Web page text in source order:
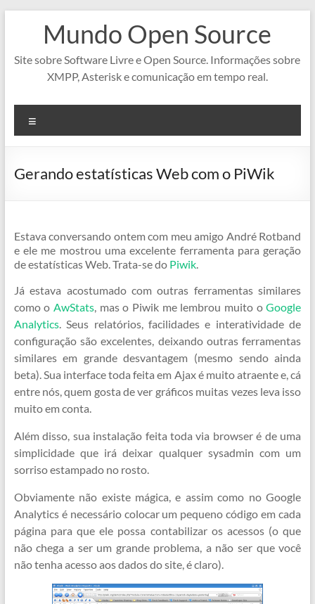
conteúdo
Mundo Open Source
Site sobre Software Livre e Open Source. Informações sobre
XMPP, Asterisk e comunicação em tempo real.
Gerando estatísticas Web com o PiWik
Estava conversando ontem com meu amigo André Rotband
e ele me mostrou uma excelente ferramenta para geração
de estatísticas Web. Trata-se do Piwik.
Já estava acostumado com outras ferramentas similares
como oAwStats, mas o Piwik me lembrou muito oGoogle
Analytics. Seus relatórios, facilidades e interatividade de
configuração são excelentes, deixando outras ferramentas
similares em grande desvantagem (mesmo sendo ainda
beta). Sua interface toda feita em Ajax é muito atraente e, cá
entre nós, quem gosta de ver gráficos muitas vezes leva isso
muito em conta.
Além disso, sua instalação feita toda via browser é de uma
simplicidade que irá deixar qualquer sysadmin com um
sorriso estampado no rosto.
Obviamente não existe mágica, e assim como no Google
Analytics é necessário colocar um pequeno código em cada
página para que ele possa contabilizar os acessos (o que
não chega a ser um grande problema, a não ser que você
não tenha acesso aos dados do site, é claro).